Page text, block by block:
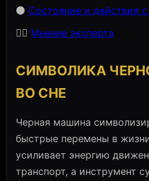
⚫ Состояние и действия
🧙‍♀️ Мнение эксперта
СИМВОЛИКА
ВО СНЕ
Черная машина
быстрые перемены в
усиливает энергию
транспорт, а инструмент